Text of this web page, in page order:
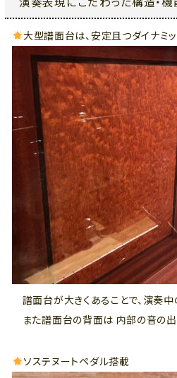
大型譜面台は、安定且つダイナミ
譜面台が大きくあることで、演奏中
また譜面台の背面は 内部の音の出
ソステヌートペダル搭載